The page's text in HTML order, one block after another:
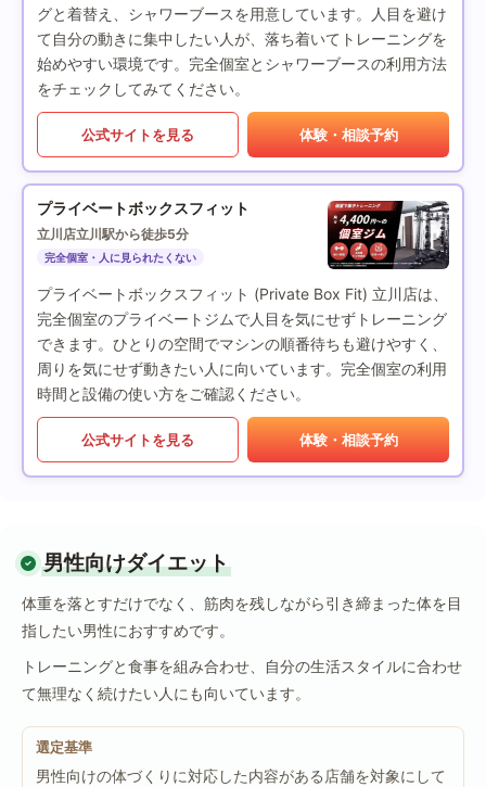
グと着替え、シャワーブースを用意しています。人目を避け
て自分の動きに集中したい人が、落ち着いてトレーニングを
始めやすい環境です。完全個室とシャワーブースの利用方法
をチェックしてみてください。
公式サイトを見る 体験・相談予約
プライベートボックスフィット
立川店立川駅から徒歩5分
完全個室・人に見られたくない
プライベートボックスフィット (Private Box Fit) 立川店は、
完全個室のプライベートジムで人目を気にせずトレーニング
できます。ひとりの空間でマシンの順番待ちも避けやすく、
周りを気にせず動きたい人に向いています。完全個室の利用
時間と設備の使い方をご確認ください。
公式サイトを見る 体験・相談予約
男性向けダイエット
体重を落とすだけでなく、筋肉を残しながら引き締まった体を目
指したい男性におすすめです。
トレーニングと食事を組み合わせ、自分の生活スタイルに合わせ
て無理なく続けたい人にも向いています。
選定基準
男性向けの体づくりに対応した内容がある店舗を対象にして